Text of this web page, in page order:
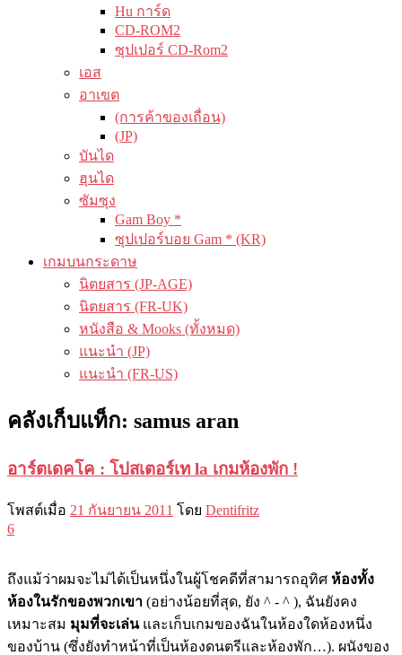
Hu การ์ด
CD-ROM2
ซุปเปอร์ CD-Rom2
เอส
อาเขต
(การค้าของเถื่อน)
(JP)
บันได
ฮุนได
ซัมซุง
Gam Boy *
ซุปเปอร์บอย Gam * (KR)
เกมบนกระดาษ
นิตยสาร (JP-AGE)
นิตยสาร (FR-UK)
หนังสือ & Mooks (ทั้งหมด)
แนะนำ (JP)
แนะนำ (FR-US)
คลังเก็บแท็ก: samus aran
อาร์ตเดคโค : โปสเตอร์เท la เกมห้องพัก !
โพสต์เมื่อ 21 กันยายน 2011 โดย Dentifritz
6
ถึงแม้ว่าผมจะไม่ได้เป็นหนึ่งในผู้โชคดีที่สามารถอุทิศ ห้องทั้ง
ห้องในรักของพวกเขา (อย่างน้อยที่สุด, ยัง ^ - ^ ), ฉันยังคง
เหมาะสม มุมที่จะเล่นและเก็บเกมของฉันในห้องใดห้องหนึ่ง
ของบ้าน (ซึ่งยังทำหน้าที่เป็นห้องดนตรีและห้องพัก…). ผนังของ